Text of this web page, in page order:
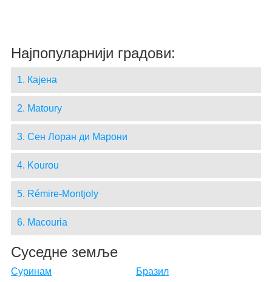
Најпопуларнији градови:
1. Кајена
2. Matoury
3. Сен Лоран ди Марони
4. Kourou
5. Rémire-Montjoly
6. Macouria
Суседне земље
Суринам Бразил